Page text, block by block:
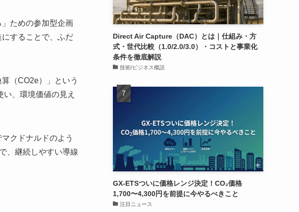
ための参加型企画
することで、ふだ
（CO2e）」という
い、環境価値の見え
クドナルドのよう
、継続しやすい導線
Direct Air Capture（DAC）とは｜仕組み・方
式・世代比較（1.0/2.0/3.0）・コストと事業化
条件を徹底解説
技術/ビジネス概説
GX-ETSついに価格レンジ決定！CO₂価格
1,700〜4,300円を前提に今やるべきこと
注目ニュース